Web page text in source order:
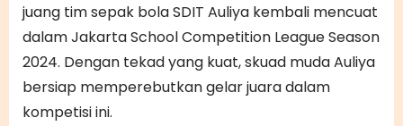
juang tim sepak bola SDIT Auliya kembali mencuat
dalam Jakarta School Competition League Season
2024. Dengan tekad yang kuat, skuad muda Auliya
bersiap memperebutkan gelar juara dalam
kompetisi ini.